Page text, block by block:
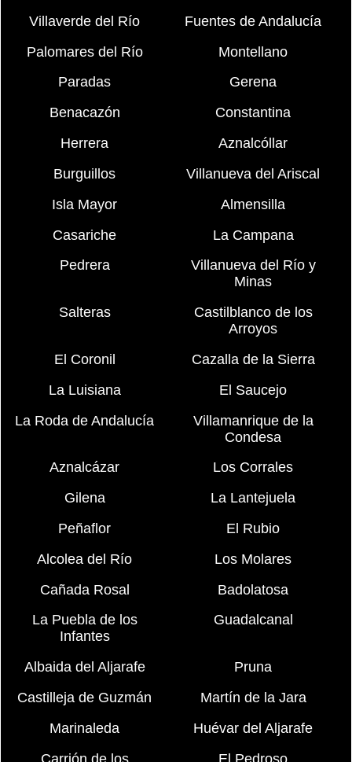
Villaverde del Río
Fuentes de Andalucía
Palomares del Río
Montellano
Paradas
Gerena
Benacazón
Constantina
Herrera
Aznalcóllar
Burguillos
Villanueva del Ariscal
Isla Mayor
Almensilla
Casariche
La Campana
Pedrera
Villanueva del Río y
Minas
Salteras
Castilblanco de los
Arroyos
El Coronil
Cazalla de la Sierra
La Luisiana
El Saucejo
La Roda de Andalucía
Villamanrique de la
Condesa
Aznalcázar
Los Corrales
Gilena
La Lantejuela
Peñaflor
El Rubio
Alcolea del Río
Los Molares
Cañada Rosal
Badolatosa
La Puebla de los
Infantes
Guadalcanal
Albaida del Aljarafe
Pruna
Castilleja de Guzmán
Martín de la Jara
Marinaleda
Huévar del Aljarafe
Carrión de los
El Pedroso